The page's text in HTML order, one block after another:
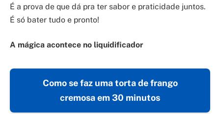
É a prova de que dá pra ter sabor e praticidade juntos.
É só bater tudo e pronto!
A mágica acontece no liquidificador
Como se faz uma torta de frango
cremosa em 30 minutos